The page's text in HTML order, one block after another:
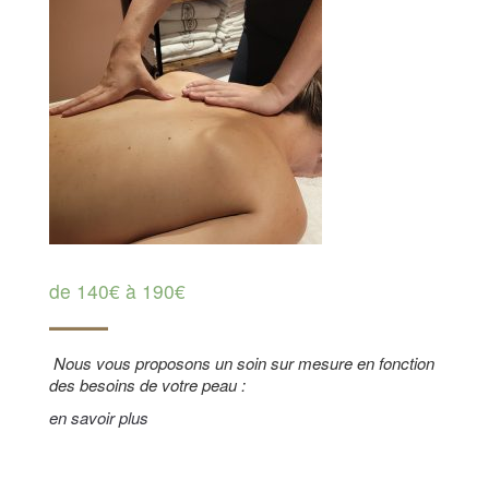
de 140€ à 190€
Nous vous proposons un soin sur mesure en fonction
des besoins de votre peau :
en savoir plus